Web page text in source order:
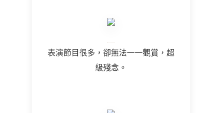
表演節目很多，卻無法一一觀賞，超
級殘念。